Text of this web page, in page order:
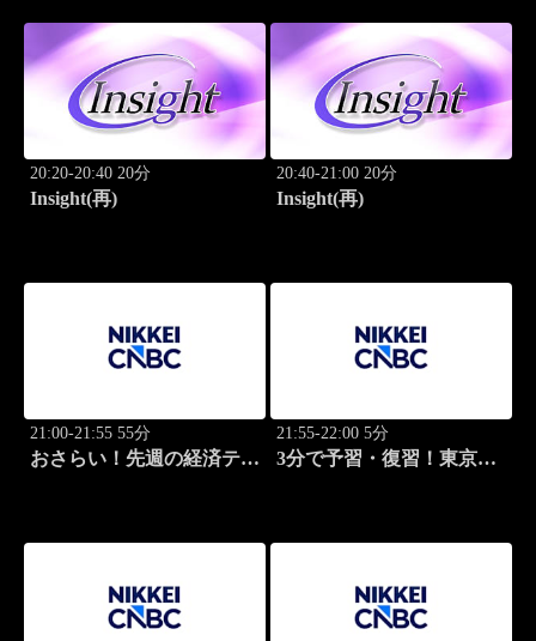
20:20-20:40 20分
Insight(再)
20:40-21:00 20分
Insight(再)
21:00-21:55 55分
おさらい！先週の経済テー
21:55-22:00 5分
3分で予習・復習！東京市